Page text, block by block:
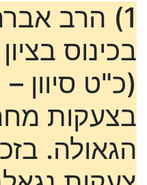
1) הרב
בכינוס
בצעקות
הגאולה.